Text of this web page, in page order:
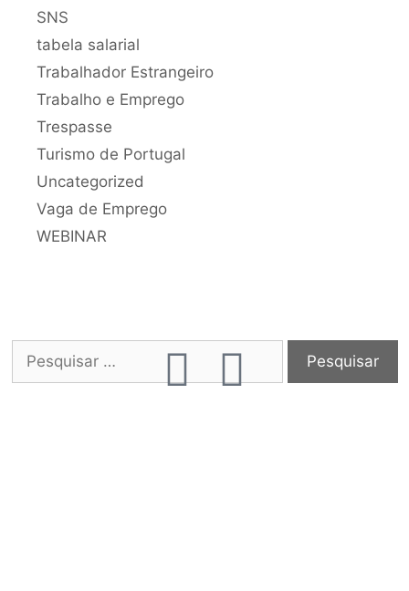
SNS
tabela salarial
Trabalhador Estrangeiro
Trabalho e Emprego
Trespasse
Turismo de Portugal
Uncategorized
Vaga de Emprego
WEBINAR